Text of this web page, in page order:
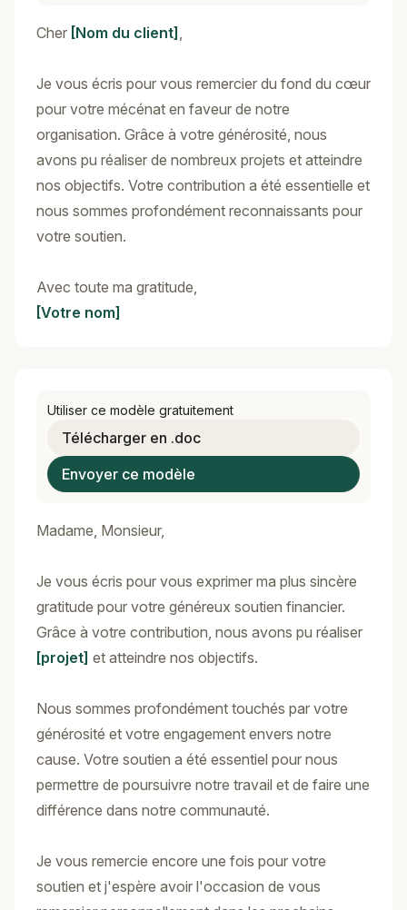
Cher [Nom du client] ,
Je vous écris pour vous remercier du fond du cœur
pour votre mécénat en faveur de notre
organisation. Grâce à votre générosité, nous
avons pu réaliser de nombreux projets et atteindre
nos objectifs. Votre contribution a été essentielle et
nous sommes profondément reconnaissants pour
votre soutien.
Avec toute ma gratitude,
[Votre nom]
Utiliser ce modèle gratuitement
Télécharger en .doc
Envoyer ce modèle
Madame, Monsieur,
Je vous écris pour vous exprimer ma plus sincère
gratitude pour votre généreux soutien financier.
Grâce à votre contribution, nous avons pu réaliser
[projet] et atteindre nos objectifs.
Nous sommes profondément touchés par votre
générosité et votre engagement envers notre
cause. Votre soutien a été essentiel pour nous
permettre de poursuivre notre travail et de faire une
différence dans notre communauté.
Je vous remercie encore une fois pour votre
soutien et j'espère avoir l'occasion de vous